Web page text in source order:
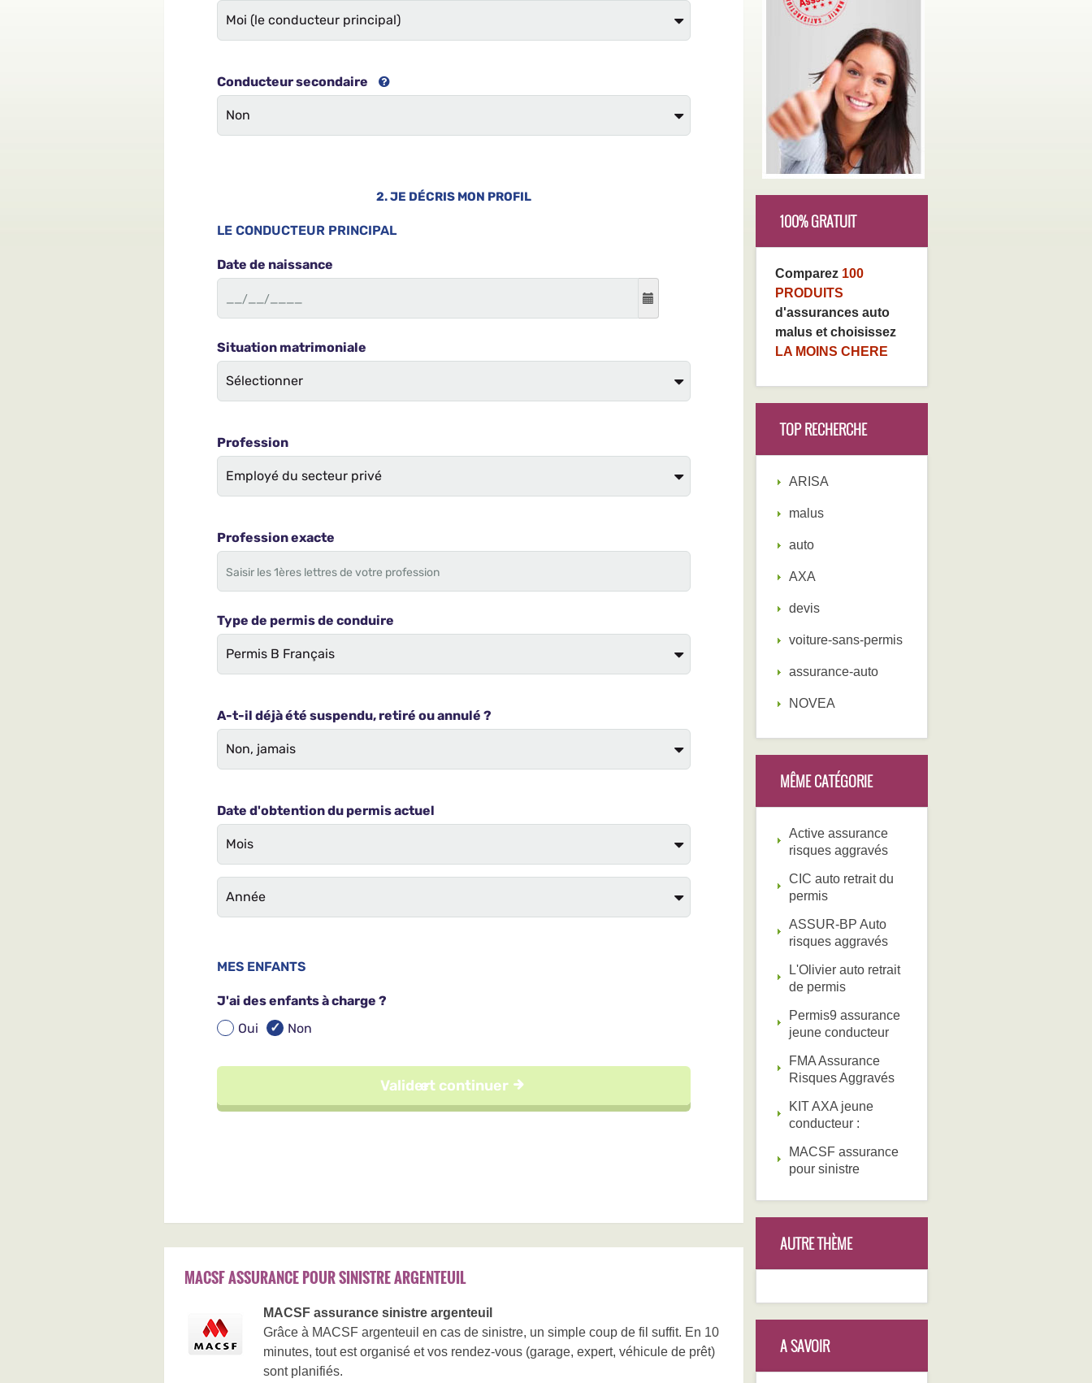
MACSF ASSURANCE POUR SINISTRE ARGENTEUIL
MACSF assurance sinistre argenteuil
Grâce à MACSF argenteuil en cas de sinistre, un simple coup de fil suffit. En 10
minutes, tout est organisé et vos rendez-vous (garage, expert, véhicule de prêt)
sont planifiés.
100% GRATUIT
Comparez 100
PRODUITS
d'assurances auto
malus et choisissez
LA MOINS CHERE
TOP RECHERCHE
ARISA
malus
auto
AXA
devis
voiture-sans-permis
assurance-auto
NOVEA
MÊME CATÉGORIE
Active assurance
risques aggravés
CIC auto retrait du
permis
ASSUR-BP Auto
risques aggravés
L'Olivier auto retrait
de permis
Permis9 assurance
jeune conducteur
FMA Assurance
Risques Aggravés
KIT AXA jeune
conducteur :
MACSF assurance
pour sinistre
AUTRE THÈME
A SAVOIR